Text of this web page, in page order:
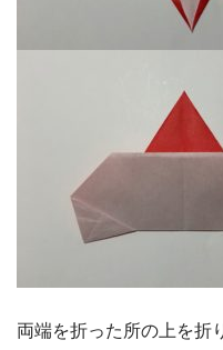
両端を折った所の上を折